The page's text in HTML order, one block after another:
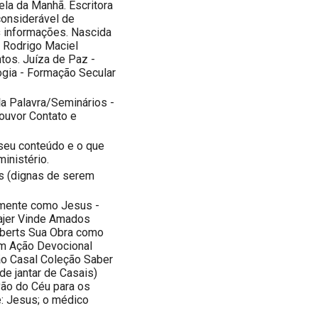
da Manhã. Escritora
de
Nascida
Maciel
Juíza de Paz -
- Formação Secular
Palavra/Seminários -
Contato e
conteúdo e o que
(dignas de serem
como Jesus -
Vinde Amados
Sua Obra como
Ação Devocional
Casal Coleção Saber
jantar de Casais)
do Céu para os
Jesus; o médico